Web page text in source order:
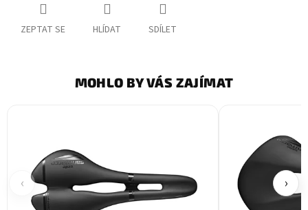
ZEPTAT SE HLÍDAT SDÍLET
MOHLO BY VÁS ZAJÍMAT
‹ ›